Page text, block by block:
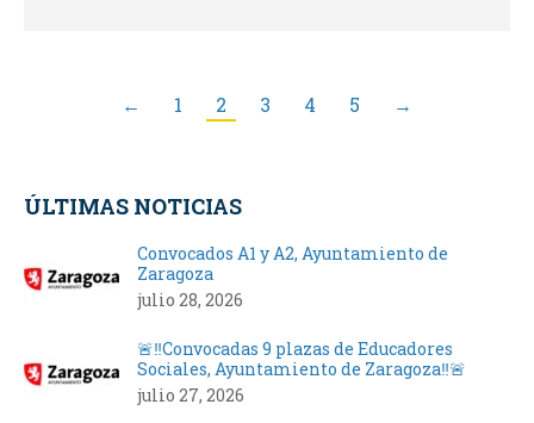
← 1 2 3 4 5 →
ÚLTIMAS NOTICIAS
Convocados A1 y A2, Ayuntamiento de
Zaragoza
julio 28, 2026
🚨‼️Convocadas 9 plazas de Educadores
Sociales, Ayuntamiento de Zaragoza‼️🚨
julio 27, 2026